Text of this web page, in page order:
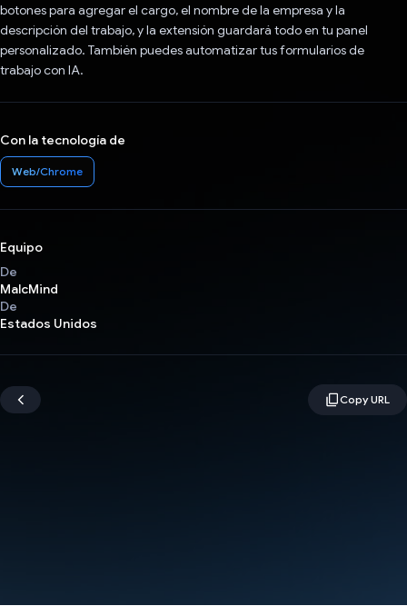
botones para agregar el cargo, el nombre de la empresa y la
descripción del trabajo, y la extensión guardará todo en tu panel
personalizado. También puedes automatizar tus formularios de
trabajo con IA.
Con la tecnología de
Web/Chrome
Equipo
De
MalcMind
De
Estados Unidos